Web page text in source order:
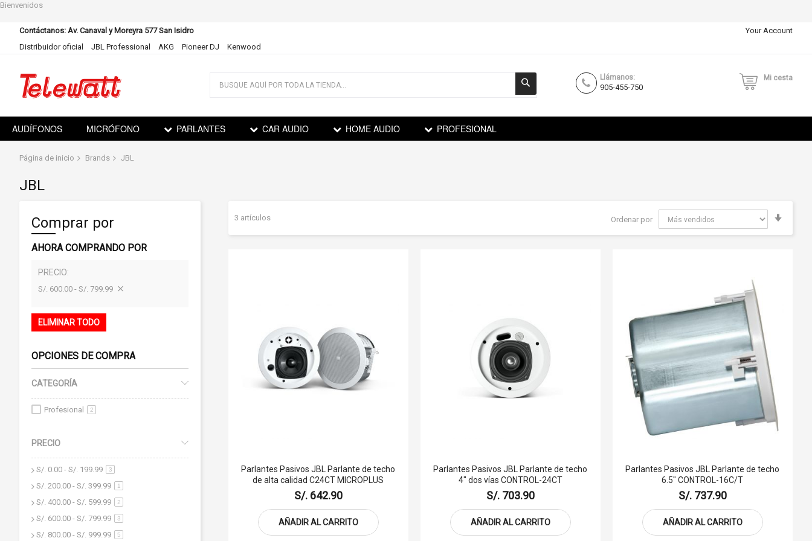
Bienvenidos
Contáctanos: Av. Canaval y Moreyra 577 San Isidro
Distribuidor oficial
JBL Professional AKG Pioneer DJ Kenwood
Your Account
Llámanos:
905-455-750
Mi cesta
contenido
AUDÍFONOS MICRÓFONO PARLANTES CAR AUDIO HOME AUDIO PROFESIONAL
Página de inicio Brands JBL
JBL
3 artículos Ordenar por
Parlantes Pasivos JBL Parlante de techo
de alta calidad C24CT MICROPLUS
S/. 642.90
AÑADIR AL CARRITO
Parlantes Pasivos JBL Parlante de techo
4" dos vías CONTROL-24CT
S/. 703.90
AÑADIR AL CARRITO
Parlantes Pasivos JBL Parlante de techo
6.5" CONTROL-16C/T
S/. 737.90
AÑADIR AL CARRITO
Comprar por
AHORA COMPRANDO POR
PRECIO
S/. 600.00 - S/. 799.99
ELIMINAR TODO
OPCIONES DE COMPRA
CATEGORÍA
Profesional 2
PRECIO
S/. 0.00 - S/. 199.99 3artículo
S/. 200.00 - S/. 399.99 1
S/. 400.00 - S/. 599.99 2artículo
S/. 600.00 - S/. 799.99 3artículo
S/. 800.00 - S/. 999.99 5artículo